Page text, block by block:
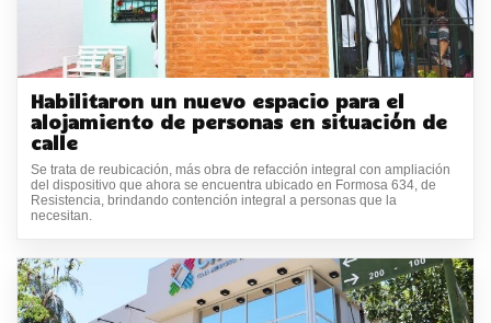
Habilitaron un nuevo espacio para el
alojamiento de personas en situación de
calle
Se trata de reubicación, más obra de refacción integral con ampliación
del dispositivo que ahora se encuentra ubicado en Formosa 634, de
Resistencia, brindando contención integral a personas que la
necesitan.